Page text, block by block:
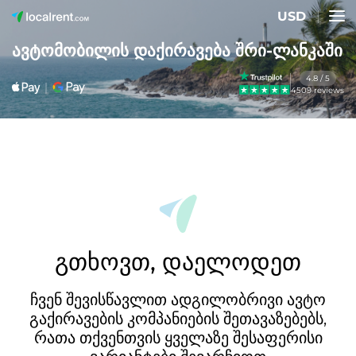
USD
ავტომობილის დაქირავება შრი-ლანკაში
4.8 / 5
4509 reviews
გთხოვთ, დაელოდეთ
ჩვენ შევისწავლით ადგილობრივი ავტო
გაქირავების კომპანიების შეთავაზებებს,
რათა თქვენთვის ყველაზე შესაფერისი